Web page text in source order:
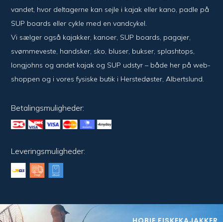
vandet, hvor del­ta­ger­ne kan sejle i kajak eller kano, padle på
SUP boards eller cykle med en vand­cykel.
Vi sælger også kajak­ker, kanoer, SUP boards, pagajer,
svømme­veste, hand­sker, sko, bluser, bukser, splash­tops,
long­johns og andet kajak og SUP udstyr – både her på web­
shoppen og i vores fysiske butik i Her­sted­øster, Alberts­lund.
Betalingsmuligheder:
Leveringsmuligheder: